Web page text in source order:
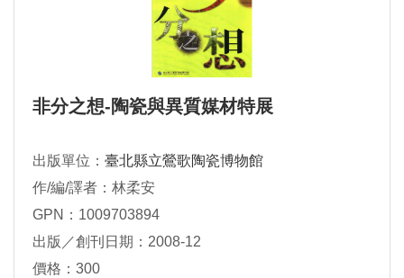
非分之想-陶瓷與異質媒材特展
出版單位： 臺北縣立鶯歌陶瓷博物館
作/編/譯者：林柔安
GPN：1009703894
出版／創刊日期：2008-12
價格：300